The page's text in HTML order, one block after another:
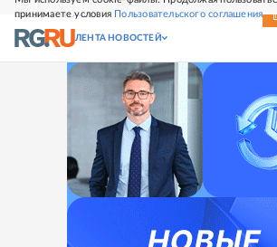
принимаете условия Пользовательского соглашения
СВЕЖИЙ НОМЕР
ЛЕНТА НОВОСТЕЙ